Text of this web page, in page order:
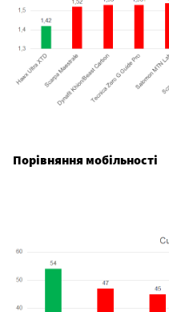
Порівняння мобільності